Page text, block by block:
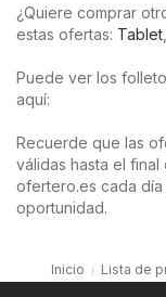
¿Quiere comprar
estas ofertas: Tablet
Puede ver los
aquí:
Recuerde que las
válidas hasta el
ofertero.es cada
oportunidad.
Inicio Lista de